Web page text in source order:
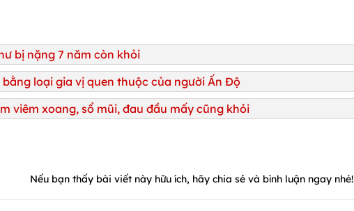
bị nặng 7 năm còn khỏi
loại gia vị quen thuộc của người Ấn Độ
viêm xoang, sổ mũi, đau đầu mấy cũng khỏi
Nếu bạn thấy bài viết này hữu ích, hãy chia sẻ và bình luận ngay nhé!